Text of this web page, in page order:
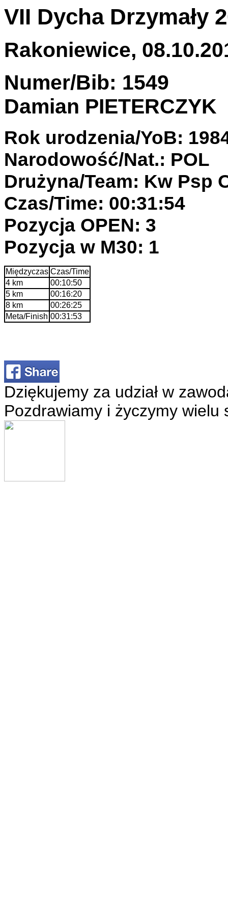
VII Dycha Drzymały
Rakoniewice,
Numer/Bib: 1549
Damian PIETERCZYK
Rok urodzenia/YoB:
Narodowość/Nat.: POL
Drużyna/Team: Kw Psp
Czas/Time: 00:31:54
Pozycja OPEN: 3
Pozycja w M30: 1
Międzyczas Czas/Time
4 km
00:10:50
5 km
00:16:20
8 km
00:26:25
Meta/Finish 00:31:53
Dziękujemy za udział w
Pozdrawiamy i życzymy wielu